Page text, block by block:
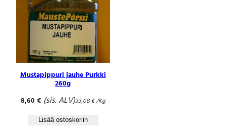
Mustapippuri jauhe Purkki
260g
8,60€ (sis. ALV)33,08€/Kg
Lisää ostoskoriin